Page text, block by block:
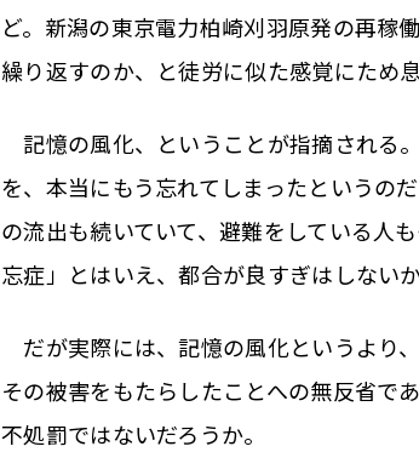
ど。新潟の東京電力柏崎刈羽原発の再稼
繰り返すのか、と徒労に似た感覚にため息
記憶の風化、ということが指摘される
を、本当にもう忘れてしまったというの
の流出も続いていて、避難をしている人
忘症」とはいえ、都合が良すぎはしないか
だが実際には、記憶の風化というより
その被害をもたらしたことへの無反省で
不処罰ではないだろうか。